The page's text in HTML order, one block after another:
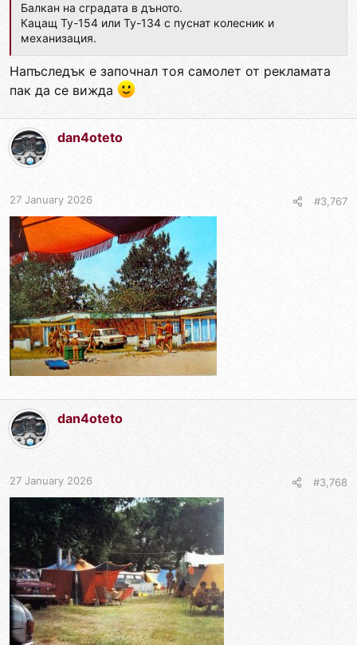
Балкан на сградата в дъното.
Кацащ Ту-154 или Ту-134 с пуснат колесник и
механизация.
Напъследък е започнал тоя самолет от рекламата
пак да се вижда
dan4oteto
27 January 2026 #3,767
dan4oteto
27 January 2026 #3,768